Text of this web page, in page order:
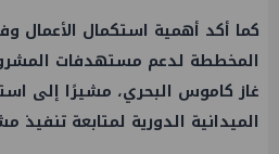
كما أكد أهمية استكمال الأعمال
المخططة لدعم مستهدفات
غاز كاموس البحري، مشيرًا إلى
الميدانية الدورية لمتابعة